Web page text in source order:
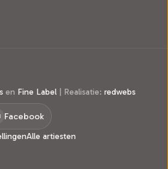
en Fine Label | Realisatie: redwebs
Facebook
Alle artiesten